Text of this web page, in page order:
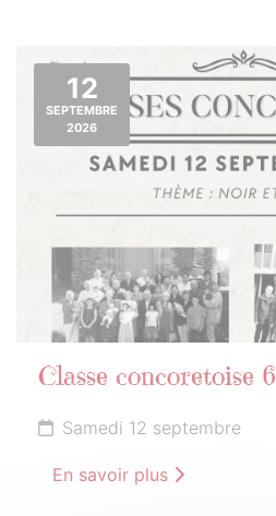
12
SEPTEMBRE
2026
Classe concoretoise 6
Samedi 12 septembre
En savoir plus